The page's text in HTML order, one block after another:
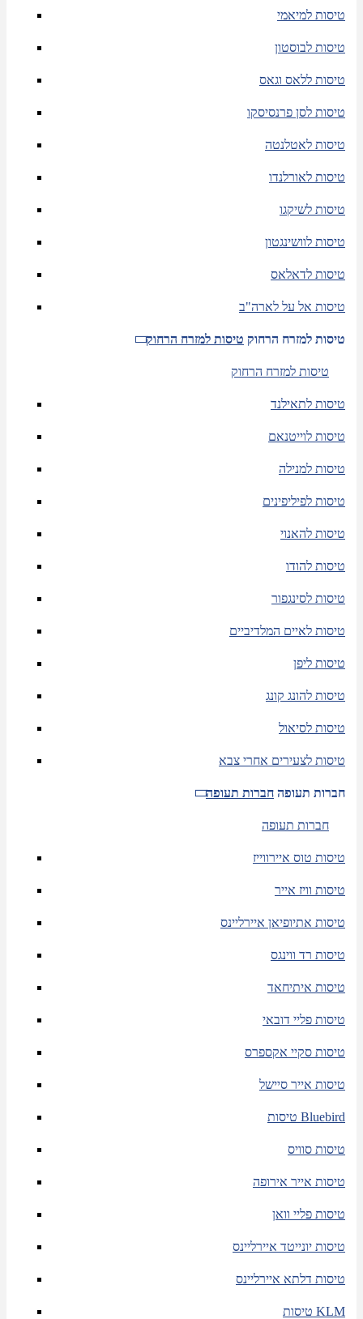
טיסות למיאמי
טיסות לבוסטון
טיסות ללאס וגאס
טיסות לסן פרנסיסקו
טיסות לאטלנטה
טיסות לאורלנדו
טיסות לשיקגו
טיסות לוושינגטון
טיסות לדאלאס
טיסות אל על לארה"ב
טיסות למזרח הרחוק טיסות למזרח הרחוק
טיסות למזרח הרחוק
טיסות לתאילנד
טיסות לוייטנאם
טיסות למנילה
טיסות לפיליפינים
טיסות להאנוי
טיסות להודו
טיסות לסינגפור
טיסות לאיים המלדיביים
טיסות ליפן
טיסות להונג קונג
טיסות לסיאול
טיסות לצעירים אחרי צבא
חברות תעופה חברות תעופה
חברות תעופה
טיסות טוס איירווייז
טיסות וויז אייר
טיסות אתיופיאן איירליינס
טיסות רד ווינגס
טיסות איתיחאד
טיסות פליי דובאי
טיסות סקיי אקספרס
טיסות אייר סיישל
טיסות Bluebird
טיסות סוויס
טיסות אייר אירופה
טיסות פליי וואן
טיסות יונייטד איירליינס
טיסות דלתא איירליינס
טיסות KLM